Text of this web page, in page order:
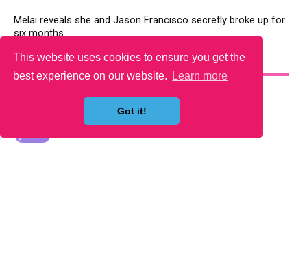
This website uses cookies to ensure you get the
best experience on our website.
Learn more
Got it!
Melai reveals she and Jason Francisco secretly broke up for
six months
YOU MAY LIKE